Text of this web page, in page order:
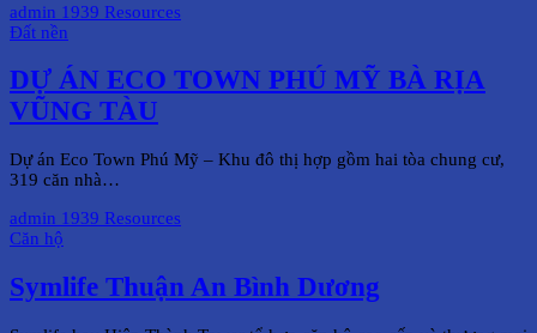
admin 1939 Resources
Đất nền
DỰ ÁN ECO TOWN PHÚ MỸ BÀ RỊA
VŨNG TÀU
Dự án Eco Town Phú Mỹ – Khu đô thị hợp gồm hai tòa chung cư,
319 căn nhà…
admin 1939 Resources
Căn hộ
Symlife Thuận An Bình Dương